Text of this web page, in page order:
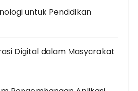
untuk Pendidikan
Digital dalam Masyarakat